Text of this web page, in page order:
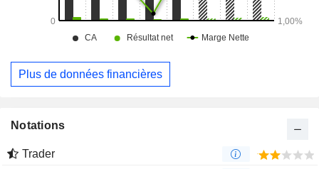
Plus de données financières
Notations
Trader